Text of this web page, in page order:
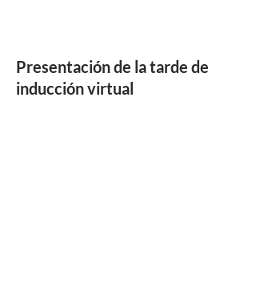
Presentación de la tarde de
inducción virtual